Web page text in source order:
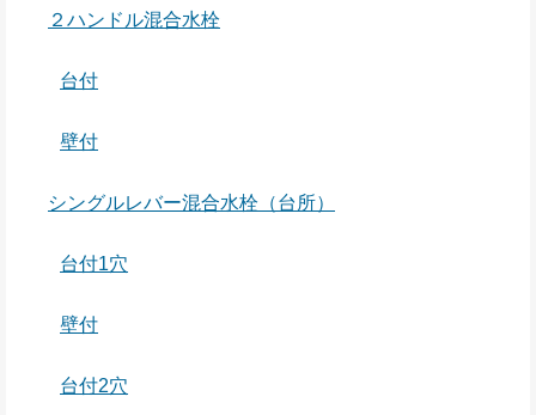
２ハンドル混合水栓
台付
壁付
シングルレバー混合水栓（台所）
台付1穴
壁付
台付2穴